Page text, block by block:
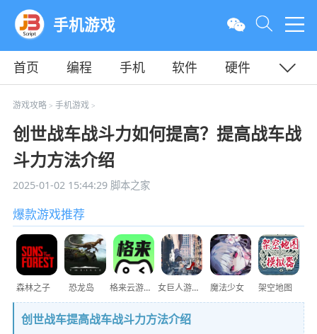
手机游戏
首页 编程 手机 软件
硬件
教程
平面
游戏攻略> 手机游戏>
创世战车战斗力如何提高？提高战车战
斗力方法介绍
2025-01-02 15:44:29脚本之家
爆款游戏推荐
森林之子 恐龙岛 格来云游戏 女巨人游乐场 魔法少女 架空地图
创世战车提高战车战斗力方法介绍